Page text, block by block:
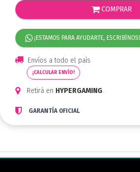
COMPRAR
¡ESTAMOS PARA AYUDARTE, ESCRIBÍNOS!
Envíos a todo el país
¡CALCULAR ENVÍO!
Retirá en HYPERGAMING.
GARANTÍA OFICIAL